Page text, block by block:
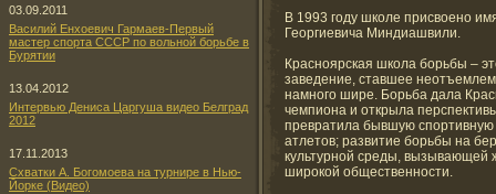
03.09.2011
Василий Енхоевич Гармаев-Первый
мастер спорта СССР по вольной борьбе в
Бурятии
13.04.2012
Интервью Дениса Царгуша видео Белград
2012
17.11.2013
Схватки А. Богомоева на турнире в Нью-
Йорке (Видео)
В 1993 году школе присвоено
Георгиевича Миндиашвили.
Красноярская школа борьбы –
заведение, ставшее
намного шире. Борьба дала
чемпиона и открыла
превратила бывшую спортивную
атлетов; развитие борьбы на
культурной среды, вызывающей
широкой общественности.